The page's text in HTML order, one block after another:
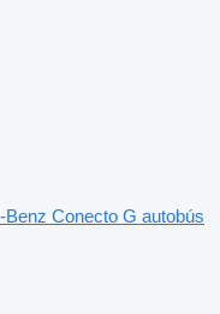
Benz Conecto G autobús